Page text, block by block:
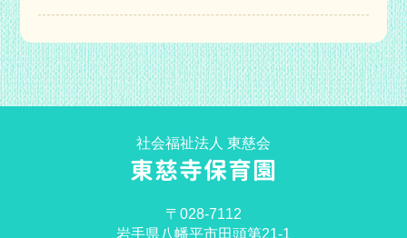
社会福祉法人 東慈会
東慈寺保育園
〒028-7112
岩手県八幡平市田頭第21-1